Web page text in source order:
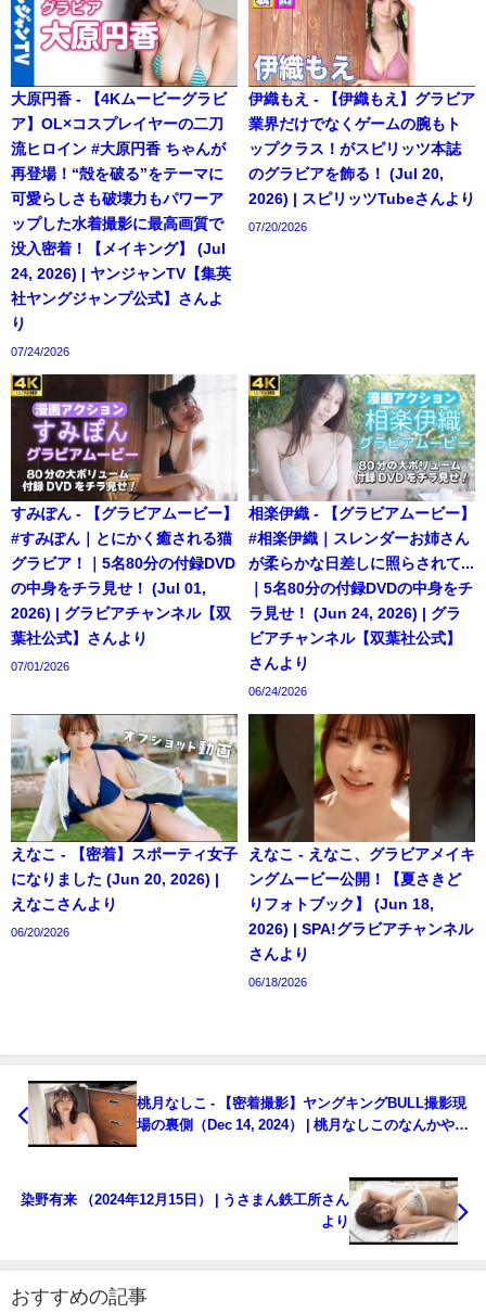
大原円香 - 【4Kムービーグラビ
ア】OL×コスプレイヤーの二刀
流ヒロイン #大原円香 ちゃんが
再登場！“殻を破る”をテーマに
可愛らしさも破壊力もパワーア
ップした水着撮影に最高画質で
没入密着！【メイキング】 (Jul
24, 2026) | ヤンジャンTV【集英
社ヤングジャンプ公式】さんよ
り
07/24/2026
伊織もえ - 【伊織もえ】グラビア
業界だけでなくゲームの腕もト
ップクラス！がスピリッツ本誌
のグラビアを飾る！ (Jul 20,
2026) | スピリッツTubeさんより
07/20/2026
すみぽん - 【グラビアムービー】
#すみぽん｜とにかく癒される猫
グラビア！｜5名80分の付録DVD
の中身をチラ見せ！ (Jul 01,
2026) | グラビアチャンネル【双
葉社公式】さんより
07/01/2026
相楽伊織 - 【グラビアムービー】
#相楽伊織｜スレンダーお姉さん
が柔らかな日差しに照らされて...
｜5名80分の付録DVDの中身をチ
ラ見せ！ (Jun 24, 2026) | グラ
ビアチャンネル【双葉社公式】
さんより
06/24/2026
えなこ - 【密着】スポーティ女子
になりました (Jun 20, 2026) |
えなこさんより
06/20/2026
えなこ - えなこ、グラビアメイキ
ングムービー公開！【夏さきど
りフォトブック】 (Jun 18,
2026) | SPA!グラビアチャンネル
さんより
06/18/2026
桃月なしこ - 【密着撮影】ヤングキングBULL撮影現
場の裏側（Dec 14, 2024） | 桃月なしこのなんかやる
染野有来 （2024年12月15日） | うさまん鉄工所さん
より
おすすめの記事